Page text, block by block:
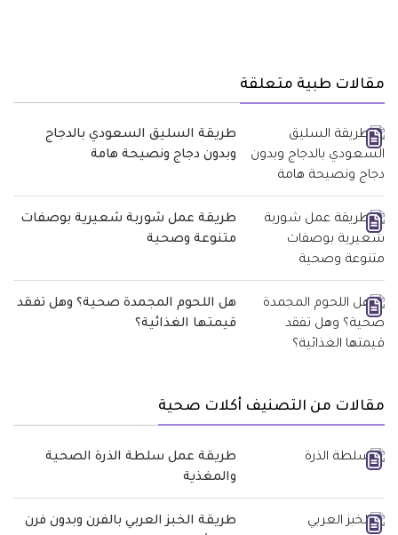
مقالات طبية متعلقة
طريقة السليق السعودي بالدجاج
وبدون دجاج ونصيحة هامة
طريقة عمل شوربة شعيرية بوصفات
متنوعة وصحية
هل اللحوم المجمدة صحية؟ وهل تفقد
قيمتها الغذائية؟
مقالات من التصنيف أكلات صحية
طريقة عمل سلطة الذرة الصحية
والمغذية
طريقة الخبز العربي بالفرن وبدون فرن